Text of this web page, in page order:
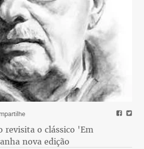
revisita o clássico 'Em
nova edição